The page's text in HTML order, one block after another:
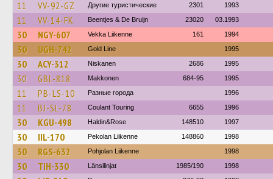
11 VV-92-GZ Другие туристические 2301 1993
11 VV-14-FK Beentjes & De Bruijn 23020 03.1993
30 NGY-607 Vekka Liikenne 161 1994
30 UGH-742 Gold Line 1995
30 ACY-312 Niskanen 2686 1995
30 GBL-818 Makkonen 684-95 1995
11 PB-LS-10 Разные города 1996
11 BJ-SL-78 Coulant Touring 6655 1996
30 KGU-498 Haldin&Rose 148510 1997
30 IIL-170 Pekolan Liikenne 148860 1998
30 RGS-632 Pohjolan Liikenne 1998
30 TIH-330 Länsilinjat 1985/190 1998